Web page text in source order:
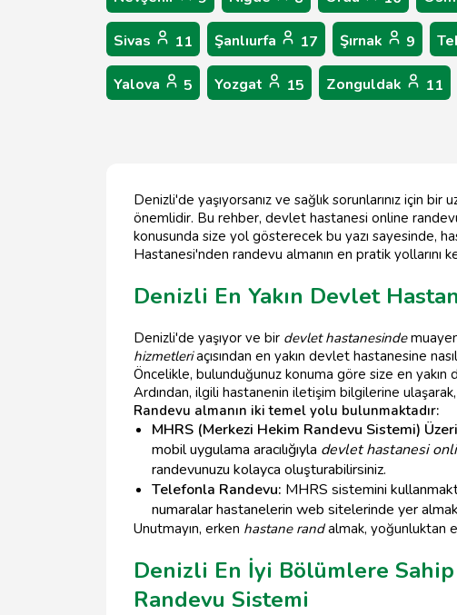
Sivas 11 Şanlıurfa 17 Şırnak 9
Yalova 5 Yozgat 15 Zonguldak 11
Denizli'de yaşıyorsanız ve sağlık sorunlarınız için
önemlidir. Bu rehber, devlet hastanesi online
konusunda size yol gösterecek bu yazı sayesinde,
Hastanesi'nden randevu almanın en pratik yollarını
Denizli En Yakın Devlet
Denizli'de yaşıyor ve bir devlet hastanesinde
hizmetleriaçısından en yakın devlet hastanesine
Öncelikle, bulunduğunuz konuma göre size en
Ardından, ilgili hastanenin iletişim bilgilerine ulaşarak,
Randevu almanın iki temel yolu bulunmaktadır:
MHRS (Merkezi Hekim Randevu Sistemi)
mobil uygulama aracılığıyla devlet hastanesi
randevunuzu kolayca oluşturabilirsiniz.
Telefonla Randevu: MHRS sistemini
numaralar hastanelerin web sitelerinde yer
Unutmayın, erken hastane randalmak, yoğunluktan
Denizli En İyi Bölümlere
Randevu Sistemi